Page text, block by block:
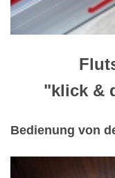
"klick &
Bedienung von